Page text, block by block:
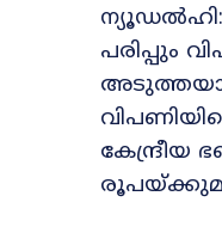
ന്യൂഡൽഹി:
പരിപ്പും
കേന്ദ്രീയ